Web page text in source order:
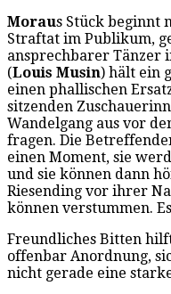
Moraus Stück beginnt
Straftat im Publikum,
ansprechbarer Tänzer
(Louis Musin) hält ein
einen phallischen
sitzenden
Wandelgang aus vor
fragen. Die
einen Moment, sie
und sie können dann
Riesending vor ihrer
können verstummen.
Freundliches Bitten
offenbar Anordnung,
nicht gerade eine